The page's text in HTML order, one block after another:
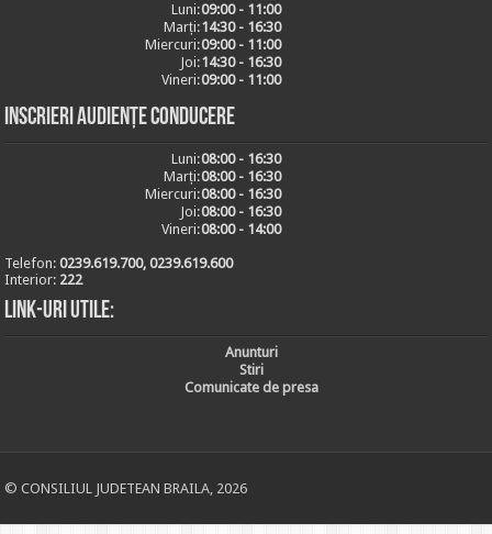
Luni:09:00 - 11:00
Marți:14:30 - 16:30
Miercuri:09:00 - 11:00
Joi:14:30 - 16:30
Vineri:09:00 - 11:00
Inscrieri audiențe conducere
Luni:08:00 - 16:30
Marți:08:00 - 16:30
Miercuri:08:00 - 16:30
Joi:08:00 - 16:30
Vineri:08:00 - 14:00
Telefon:0239.619.700, 0239.619.600
Interior: 222
Link-uri utile:
Anunturi
Stiri
Comunicate de presa
© CONSILIUL JUDETEAN BRAILA, 2026